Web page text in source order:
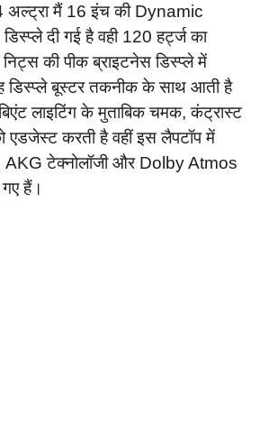
मैं 16 इंच की Dynamic
दी गई है वही 120 हर्ट्ज का
की पीक ब्राइटनेस डिस्प्ले में
डिस्प्ले बूस्टर तकनीक के साथ आती है
लाइटिंग के मुताबिक चमक, कंट्रास्ट
करती है वहीं इस लैपटॉप में
AKG टेक्नोलॉजी और Dolby Atmos
हैं।